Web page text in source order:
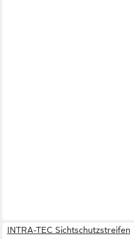
INTRA-TEC Sichtschutzstreifen